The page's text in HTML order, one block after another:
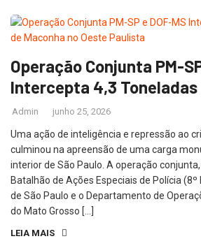
Operação Conjunta PM-
Intercepta 4,3 Toneladas
Admin junho 25, 2026
Uma ação de inteligência e repressão ao
culminou na apreensão de uma carga
interior de São Paulo. A operação
Batalhão de Ações Especiais de Polícia
de São Paulo e o Departamento de
do Mato Grosso […]
LEIA MAIS